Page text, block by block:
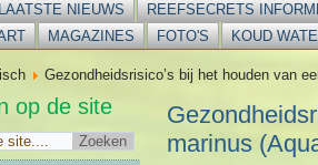
NIEUWS REEFSECRETS
MAGAZINES FOTO'S KOUD
Gezondheidsrisico’s bij het houden van
op de site
marinus